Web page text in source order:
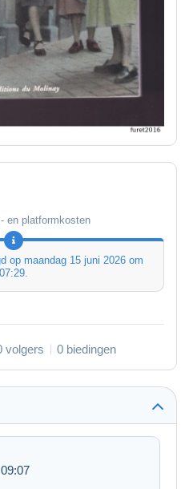
en platformkosten
op maandag 15 juni 2026 om
07:29.
volgers 0 biedingen